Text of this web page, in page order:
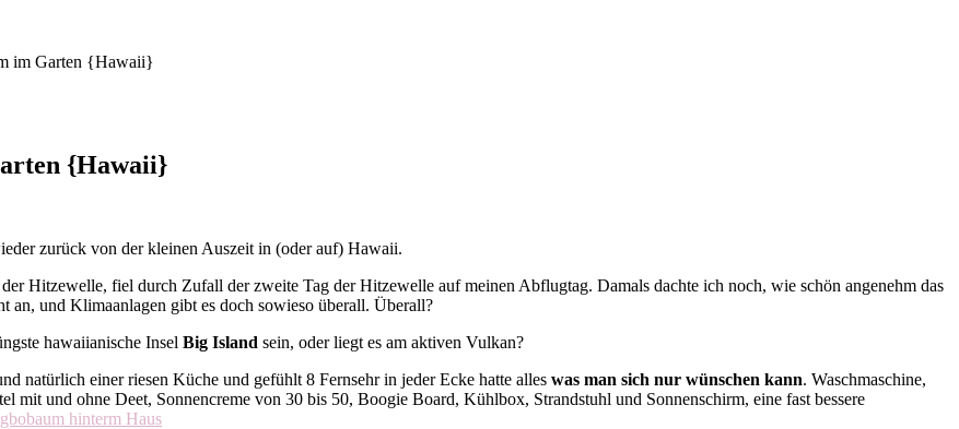
im Garten {Hawaii}
{Hawaii}
zurück von der kleinen Auszeit in (oder auf) Hawaii.
Hitzewelle, fiel durch Zufall der zweite Tag der Hitzewelle auf meinen Abflugtag. Damals dachte ich noch, wie schön angenehm das
an, und Klimaanlagen gibt es doch sowieso überall. Überall?
hawaiianische Insel Big Island sein, oder liegt es am aktiven Vulkan?
natürlich einer riesen Küche und gefühlt 8 Fernsehr in jeder Ecke hatte alles was man sich nur wünschen kann. Waschmaschine,
mit und ohne Deet, Sonnencreme von 30 bis 50, Boogie Board, Kühlbox, Strandstuhl und Sonnenschirm, eine fast bessere